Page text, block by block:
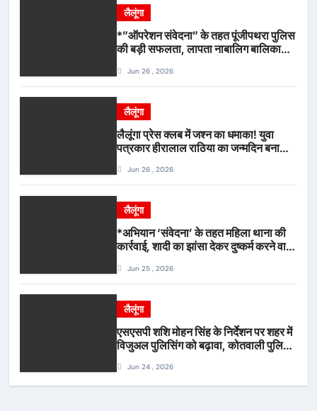
लैलूंगा
*”ऑपरेशन संवेदना” के तहत पूंजीपथरा पुलिस
की बड़ी सफलता, लापता नाबालिग बालिका
गिरफ्तार*
Jun 26 , 2026
लैलूंगा
लैलूंगा प्रेस क्लब में जश्न का धमाका! युवा
पत्रकार हीरालाल राठिया का जन्मदिन बना
स्वरJun 26 , 2026
लैलूंगा
*अभियान ‘संवेदना’ के तहत महिला थाना की
कार्रवाई, शादी का झांसा देकर दुष्कर्म करने वाला
Jun 25 , 2026
लैलूंगा
एसएसपी शशि मोहन सिंह के निर्देशन पर शहर में
विजुअल पुलिसिंग को बढ़ावा, कोतवाली पुलिस
Jun 24 , 2026